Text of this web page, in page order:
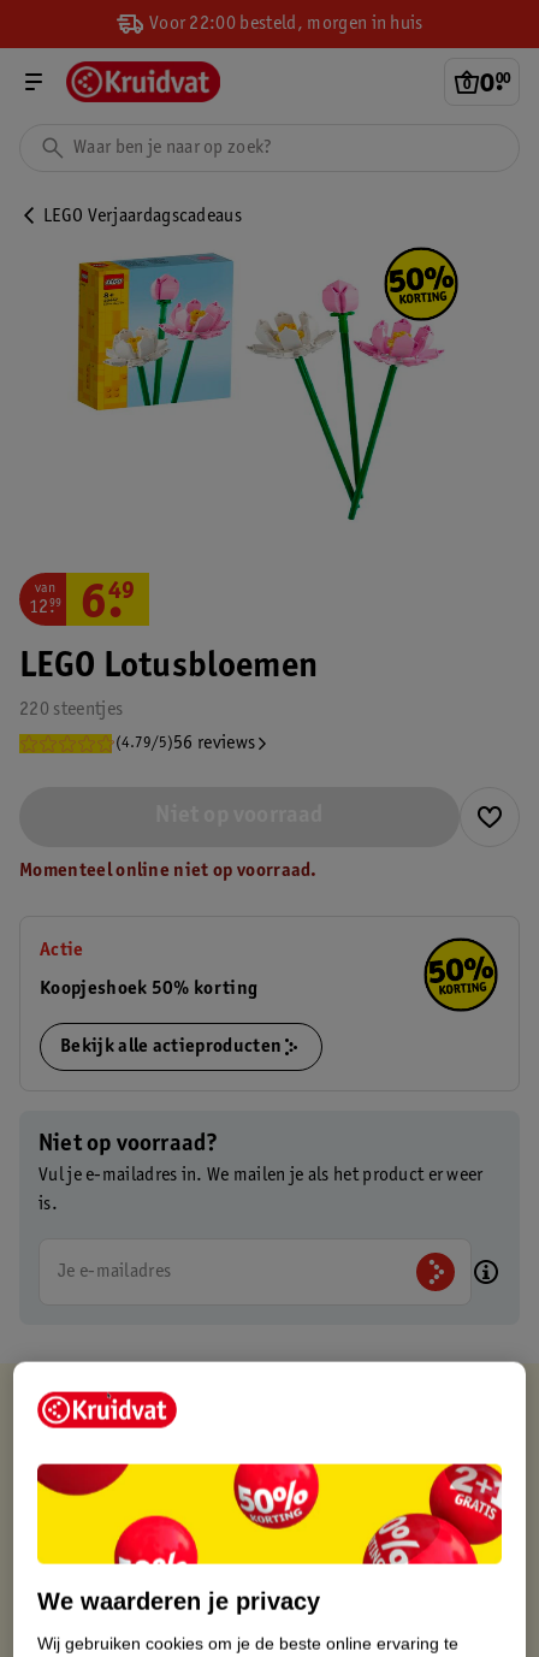
Voor 22:00 besteld, morgen in huis
0.
00
LEGO Verjaardagscadeaus
LEGO Lotusbloemen
220 steentjes
(4.79/5)56 reviews
van
12.
99 6.
49
Momenteel online niet op voorraad.
Actie
Koopjeshoek 50% korting
Bekijk alle actieproducten
Niet op voorraad?
Vul je e-mailadres in. We mailen je als het product er weer
is.
Je e-mailadres
Kruidvat is altijd voordelig
Gratis ophalen in de winkel
Op werkdagen voor 22:00 uur besteld, volgende dag in huis
Gratis thuisbezorgd vanaf 50.00
Gratis retourneren binnen 30 dagen
We waarderen je privacy
Wij gebruiken cookies om je de beste online ervaring te